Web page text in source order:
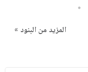
5
المزيد من البنود »